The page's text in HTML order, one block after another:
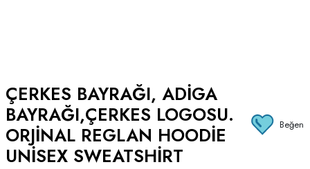
ÇERKES BAYRAĞI, ADIGA
BAYRAĞI,ÇERKES LOGOSU.
ORJINAL REGLAN HOODIE
UNISEX SWEATSHIRT
Beğen